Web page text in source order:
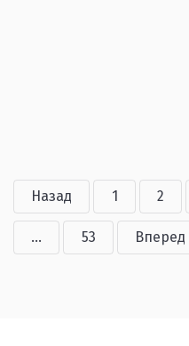
Назад 1 2
... 53 Вперед